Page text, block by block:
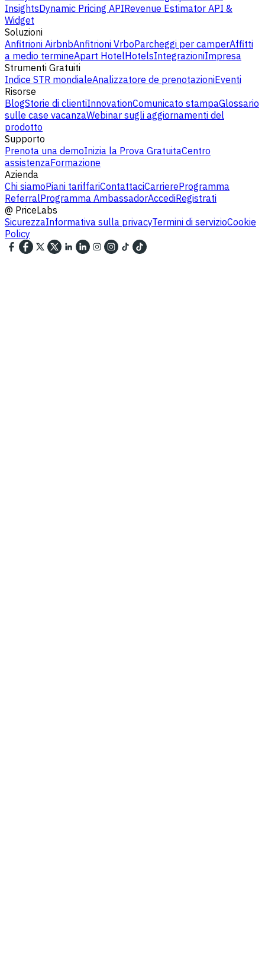
InsightsDynamic Pricing APIRevenue Estimator API &
Widget
Soluzioni
Anfitrioni AirbnbAnfitrioni VrboParcheggi per camperAffitti
a medio termineApart HotelHotelsIntegrazioniImpresa
Strumenti Gratuiti
Indice STR mondialeAnalizzatore de prenotazioniEventi
Risorse
BlogStorie di clientiInnovationComunicato stampaGlossario
sulle case vacanzaWebinar sugli aggiornamenti del
prodotto
Supporto
Prenota una demoInizia la Prova GratuitaCentro
assistenzaFormazione
Azienda
Chi siamoPiani tariffariContattaciCarriereProgramma
ReferralProgramma AmbassadorAccediRegistrati
@ PriceLabs
SicurezzaInformativa sulla privacyTermini di servizioCookie
Policy